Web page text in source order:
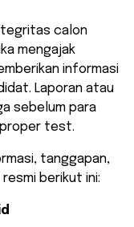
calon
mengajak
informasi
Laporan atau
sebelum para
test.
tanggapan,
berikut ini: